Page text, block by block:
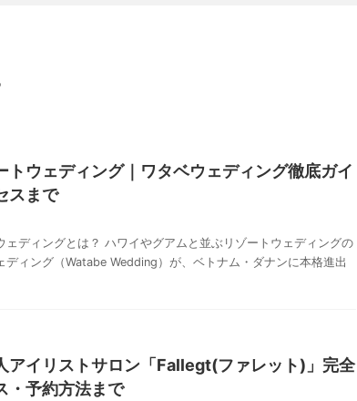
トウェディング｜ワタベウェディング徹底ガイ
スまで
ェディングとは？ ハワイやグアムと並ぶリゾートウェディングの
ィング（Watabe Wedding）が、ベトナム・ダナンに本格進出
アイリストサロン「Fallegt(ファレット)」完全
・予約方法まで